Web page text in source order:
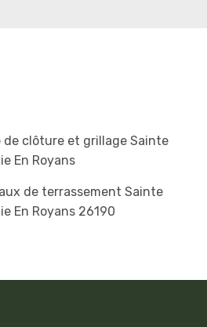
de clôture et grillage Sainte
En Royans
de terrassement Sainte
En Royans 26190